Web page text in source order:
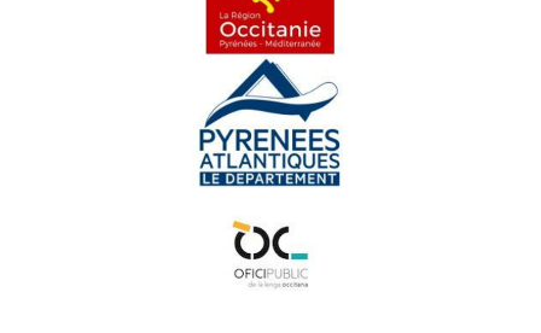
Los rescontres occitans de Tence
Téner un restaurant en 2021 - Reportatge
Lo Jaç - Reportatge